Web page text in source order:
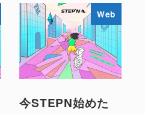
Web
今STEPN始めた